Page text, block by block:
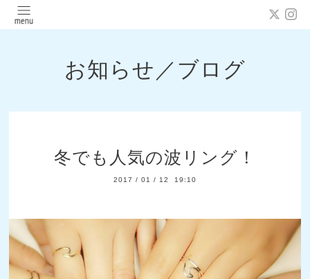
お知らせ／ブログ
冬でも人気の波リング！
2017 / 01 / 12 19:10